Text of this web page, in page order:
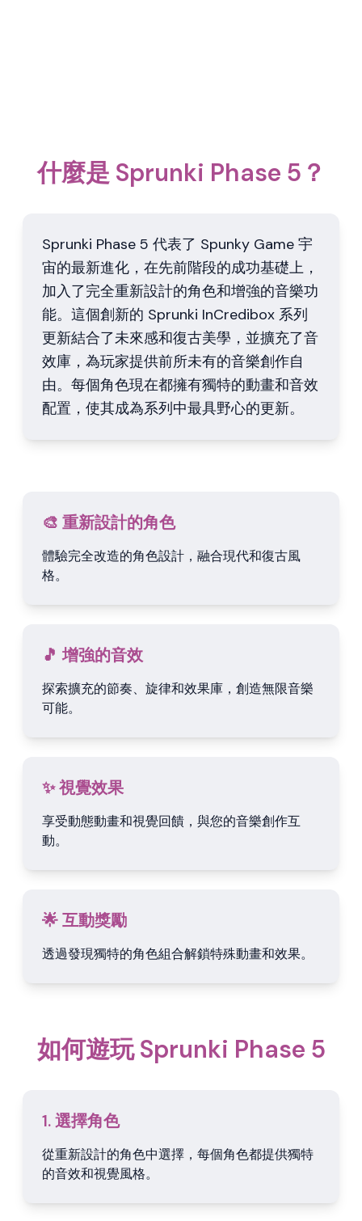
什麼是 Sprunki Phase 5？
Sprunki Phase 5 代表了 Spunky Game 宇
宙的最新進化，在先前階段的成功基礎上，
加入了完全重新設計的角色和增強的音樂功
能。這個創新的 Sprunki InCredibox 系列
更新結合了未來感和復古美學，並擴充了音
效庫，為玩家提供前所未有的音樂創作自
由。每個角色現在都擁有獨特的動畫和音效
配置，使其成為系列中最具野心的更新。
🎨 重新設計的角色
體驗完全改造的角色設計，融合現代和復古風
格。
🎵 增強的音效
探索擴充的節奏、旋律和效果庫，創造無限音樂
可能。
✨ 視覺效果
享受動態動畫和視覺回饋，與您的音樂創作互
動。
🌟 互動獎勵
透過發現獨特的角色組合解鎖特殊動畫和效果。
如何遊玩 Sprunki Phase 5
1. 選擇角色
從重新設計的角色中選擇，每個角色都提供獨特
的音效和視覺風格。